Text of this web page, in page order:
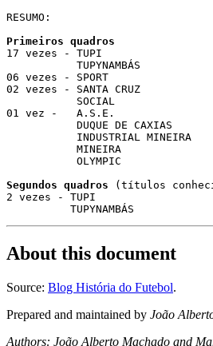
RESUMO:
Primeiros quadros
17 vezes - TUPI
           TUPYNAMBÁS
06 vezes - SPORT
02 vezes - SANTA CRUZ
           SOCIAL
01 vez -   A.S.E.
           DUQUE DE CAXIAS
           INDUSTRIAL MINEIRA
           MINEIRA
           OLYMPIC
Segundos quadros (títulos
2 vezes - TUPI
About this document
Source: Blog História do Futebol.
Prepared and maintained by João
Authors: João Alberto Machado and